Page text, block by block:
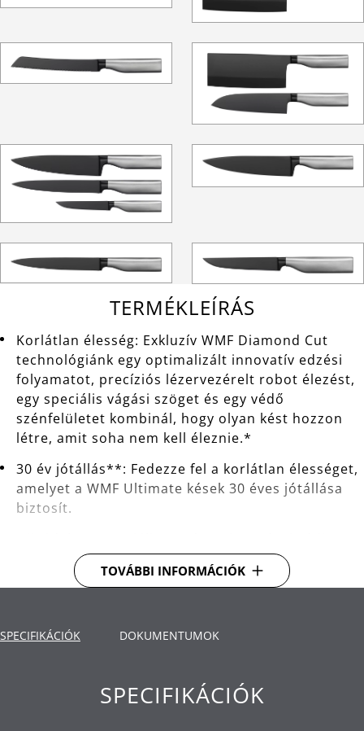
TERMÉKLEÍRÁS
Korlátlan élesség: Exkluzív WMF Diamond Cut
technológiánk egy optimalizált innovatív edzési
folyamatot, precíziós lézervezérelt robot élezést,
egy speciális vágási szöget és egy védő
szénfelületet kombinál, hogy olyan kést hozzon
létre, amit soha nem kell éleznie.*
30 év jótállás**: Fedezze fel a korlátlan élességet,
amelyet a WMF Ultimate kések 30 éves jótállása
biztosít.
ujjakat és megakadályozza a lecsúszást, így teljes
magabiztossággal és aggodalom nélkül főzhet és
Tökéletesen kiegyensúlyozott: A szeletelés és az
aprítás még soha nem volt ilyen egyszerű. A
kés tökéletes egyensúlyát a kézben, a kivételes
kényelem és a precíz használat érdekében.
TOVÁBBI INFORMÁCIÓK
SPECIFIKÁCIÓK DOKUMENTUMOK
SPECIFIKÁCIÓK